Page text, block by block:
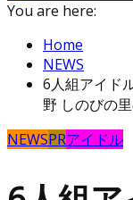
You are here:
Home
NEWS
6人組アイド
野 しのびの
NEWSPRアイドル